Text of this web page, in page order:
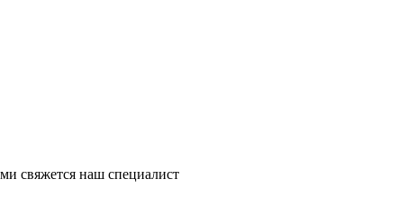
свяжется наш специалист